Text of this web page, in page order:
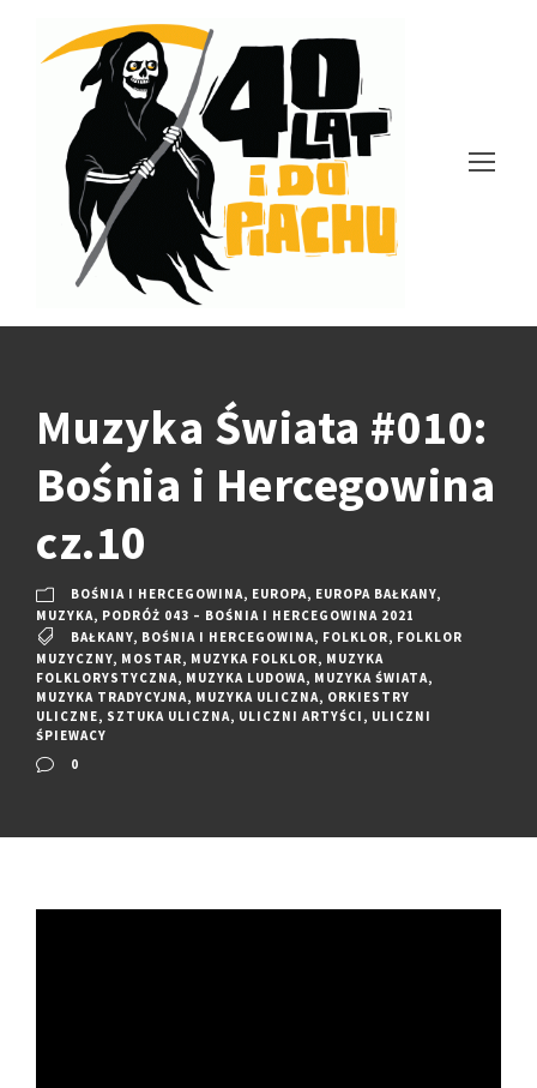
Muzyka Świata #010:
Bośnia i Hercegowina
cz.10
BOŚNIA I HERCEGOWINA, EUROPA, EUROPA BAŁKANY,
MUZYKA, PODRÓŻ 043 – BOŚNIA I HERCEGOWINA 2021
BAŁKANY, BOŚNIA I HERCEGOWINA, FOLKLOR, FOLKLOR
MUZYCZNY, MOSTAR, MUZYKA FOLKLOR, MUZYKA
FOLKLORYSTYCZNA, MUZYKA LUDOWA, MUZYKA ŚWIATA,
MUZYKA TRADYCYJNA, MUZYKA ULICZNA, ORKIESTRY
ULICZNE, SZTUKA ULICZNA, ULICZNI ARTYŚCI , ULICZNI
ŚPIEWACY
0